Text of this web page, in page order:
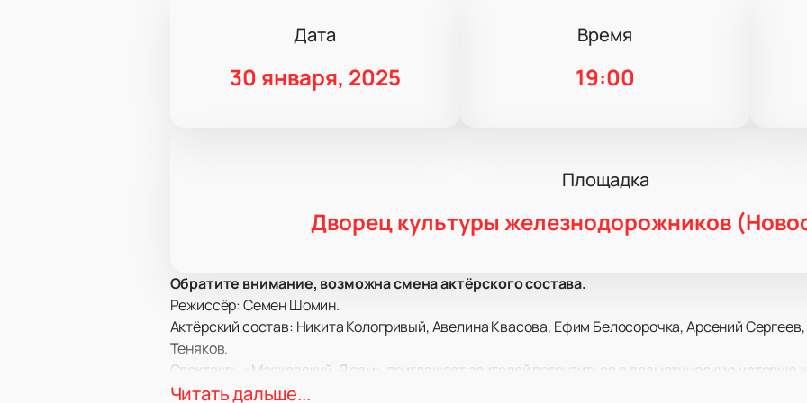
Дата
30 января, 2025
Время
19:00
Площадка
Дворец культуры железнодорожников
Обратите внимание, возможна смена актёрского состава.
Режиссёр: Семен Шомин.
Актёрский состав: Никита Кологривый, Авелина Квасова, Ефим Белосорочка, Арсений
Теняков.
Спектакль «Маяковский. Я сам» приглашает зрителей погрузиться в драматическую историю
Маяковского. Постановка, которая пройдет во Дворце культуры железнодорожников в
Читать дальше...